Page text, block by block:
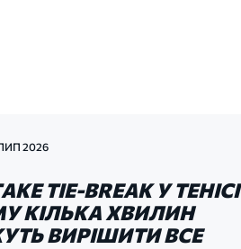
2026
TIE-BREAK У ТЕНІСІ
КІЛЬКА ХВИЛИН
ВИРІШИТИ ВСЕ